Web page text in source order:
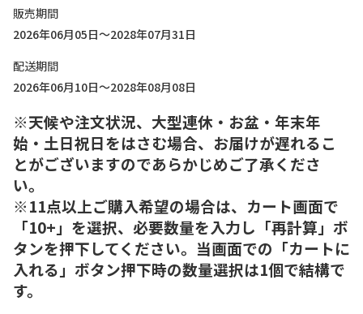
販売期間
2026年06月05日～2028年07月31日
配送期間
2026年06月10日～2028年08月08日
※天候や注文状況、大型連休・お盆・年末年
始・土日祝日をはさむ場合、お届けが遅れるこ
とがございますのであらかじめご了承くださ
い。
※11点以上ご購入希望の場合は、カート画面で
「10+」を選択、必要数量を入力し「再計算」ボ
タンを押下してください。当画面での「カートに
入れる」ボタン押下時の数量選択は1個で結構で
す。